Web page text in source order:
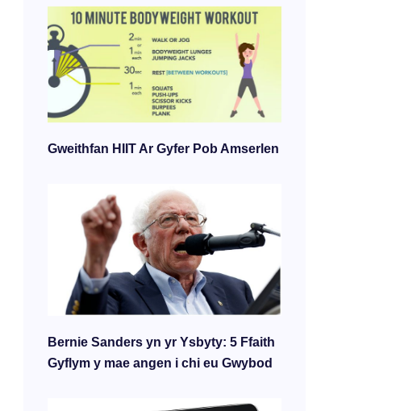
Gweithfan HIIT Ar Gyfer Pob Amserlen
Bernie Sanders yn yr Ysbyty: 5 Ffaith
Gyflym y mae angen i chi eu Gwybod